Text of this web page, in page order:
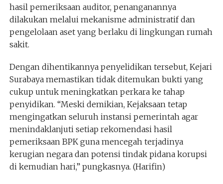
hasil pemeriksaan auditor, penanganannya
dilakukan melalui mekanisme administratif dan
pengelolaan aset yang berlaku di lingkungan rumah
sakit.
Dengan dihentikannya penyelidikan tersebut, Kejari
Surabaya memastikan tidak ditemukan bukti yang
cukup untuk meningkatkan perkara ke tahap
penyidikan. “Meski demikian, Kejaksaan tetap
mengingatkan seluruh instansi pemerintah agar
menindaklanjuti setiap rekomendasi hasil
pemeriksaan BPK guna mencegah terjadinya
kerugian negara dan potensi tindak pidana korupsi
di kemudian hari,” pungkasnya. (Harifin)